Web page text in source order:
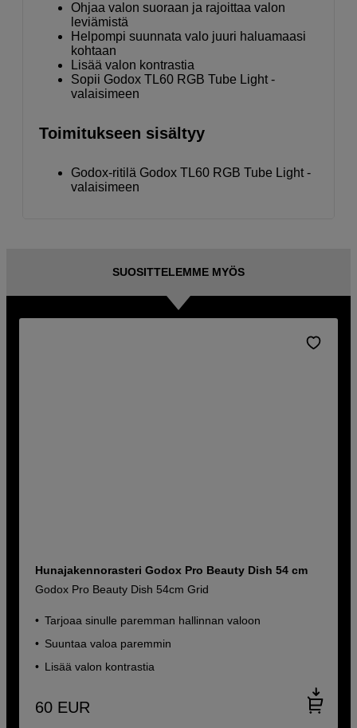
Ohjaa valon suoraan ja rajoittaa valon
leviämistä
Helpompi suunnata valo juuri haluamaasi
kohtaan
Lisää valon kontrastia
Sopii Godox TL60 RGB Tube Light -
valaisimeen
Toimitukseen sisältyy
Godox-ritilä Godox TL60 RGB Tube Light -
valaisimeen
SUOSITTELEMME MYÖS
Hunajakennorasteri Godox Pro Beauty Dish 54 cm
Godox Pro Beauty Dish 54cm Grid
Tarjoaa sinulle paremman hallinnan valoon
Suuntaa valoa paremmin
Lisää valon kontrastia
60 EUR